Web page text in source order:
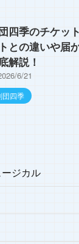
四季のチケッ
との違いや届
解説！
6/21
団四季
ジカル